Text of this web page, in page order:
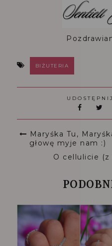
BIŻUTERIA
Maryśka Tu,
głowę myje nam :)
O cellulicie